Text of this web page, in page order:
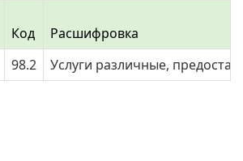
Код
Расшифровка
98.2 Услуги различные,